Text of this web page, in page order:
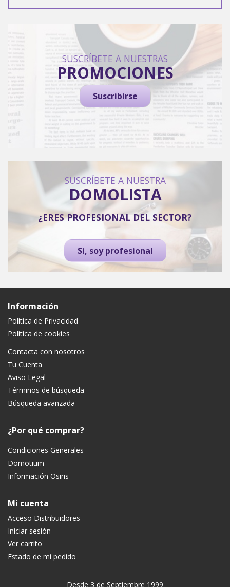
SUSCRÍBETE A NUESTRAS
PROMOCIONES
Suscribirse
SUSCRÍBETE A NUESTRA
DOMOLISTA
¿ERES PROFESIONAL DEL SECTOR?
Si, soy profesional
Información
Política de Privacidad
Política de cookies
Contacta con nosotros
Tu Cuenta
Aviso Legal
Términos de búsqueda
Búsqueda avanzada
¿Por qué comprar?
Condiciones Generales
Domotium
Información Osiris
Mi cuenta
Acceso Distribuidores
Iniciar sesión
Ver carrito
Estado de mi pedido
Desde 3 de Septiembre 1999